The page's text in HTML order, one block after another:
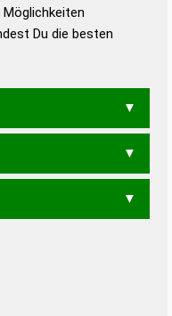
Grammatik
Möglichkeiten
Du die besten